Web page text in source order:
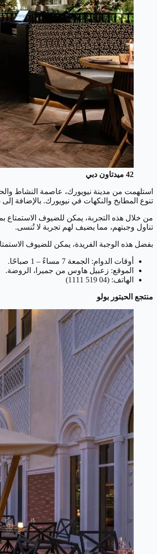
42 ميدتاون دبي
تنوع المطابخ والنكهات في نيويورك. بالإضافة
من خلال هذه التجربة، يمكن للضيوف الاستمتاع
تناول وجبتهم، مما يضيف لهم تجربة لا تُنسى.
بفضل هذه الوجبة الفريدة، يمكن للضيوف
أوقات الدوام: الجمعة 7 مساءً – 1 صباحًا.
الموقع: زعبيل هاوس من جميرا، الروضة.
الهاتف: (04 519 1111)
منتجع الحبتور بولو